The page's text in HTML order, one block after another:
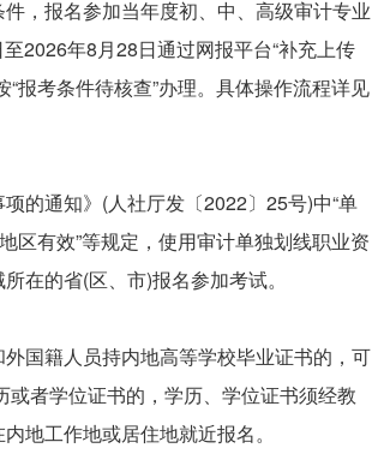
，报名参加当年度初、中、高级审计专业
2026年8月28日通过网报平台“补充上传
报考条件待核查”办理。具体操作流程详见
的通知》(人社厅发〔2022〕25号)中“单
区有效”等规定，使用审计单独划线职业资
在的省(区、市)报名参加考试。
国籍人员持内地高等学校毕业证书的，可
者学位证书的，学历、学位证书须经教
地工作地或居住地就近报名。